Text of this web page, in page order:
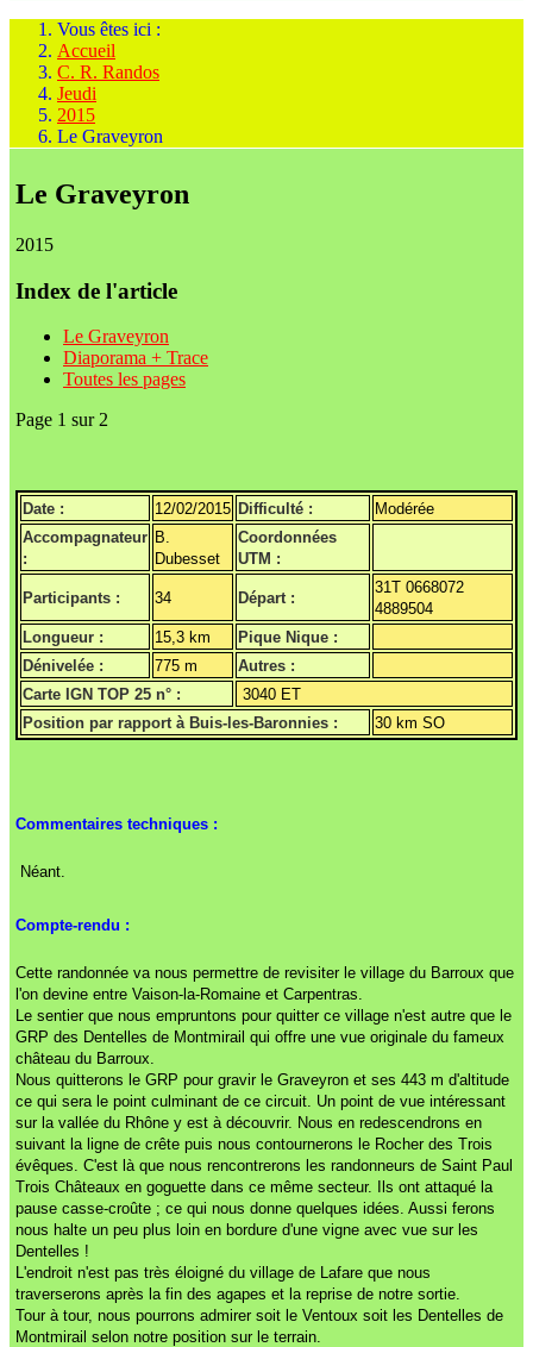
Vous êtes ici :
Accueil
C. R. Randos
Jeudi
2015
Le Graveyron
Le Graveyron
2015
Index de l'article
Le Graveyron
Diaporama + Trace
Toutes les pages
Page 1 sur 2
Date : 12/02/2015 Difficulté :
Modérée
Accompagnateur
:
B.
Dubesset
Coordonnées
UTM :
Participants : 34 Départ :
31T 0668072
4889504
Longueur :
15,3 km
Pique Nique :
Dénivelée :
775 m
Autres :
Carte IGN TOP 25 n° :
3040 ET
Position par rapport à Buis-les-Baronnies :
30 km SO
Commentaires techniques :
Néant.
Compte-rendu :
Cette randonnée va nous permettre de revisiter le village du Barroux que
l'on devine entre Vaison-la-Romaine et Carpentras.
Le sentier que nous empruntons pour quitter ce village n'est autre que le
GRP des Dentelles de Montmirail qui offre une vue originale du fameux
château du Barroux.
Nous quitterons le GRP pour gravir le Graveyron et ses 443 m d'altitude
ce qui sera le point culminant de ce circuit. Un point de vue intéressant
sur la vallée du Rhône y est à découvrir. Nous en redescendrons en
suivant la ligne de crête puis nous contournerons le Rocher des Trois
évêques. C'est là que nous rencontrerons les randonneurs de Saint Paul
Trois Châteaux en goguette dans ce même secteur. Ils ont attaqué la
pause casse-croûte ; ce qui nous donne quelques idées. Aussi ferons
nous halte un peu plus loin en bordure d'une vigne avec vue sur les
Dentelles !
L'endroit n'est pas très éloigné du village de Lafare que nous
traverserons après la fin des agapes et la reprise de notre sortie.
Tour à tour, nous pourrons admirer soit le Ventoux soit les Dentelles de
Montmirail selon notre position sur le terrain.